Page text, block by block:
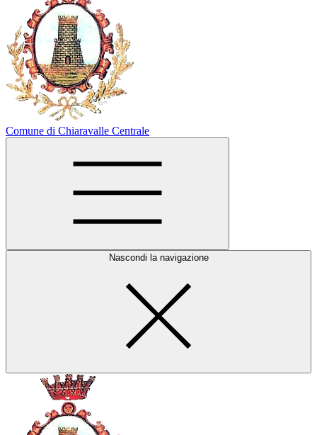
Comune di Chiaravalle Centrale
Nascondi la navigazione